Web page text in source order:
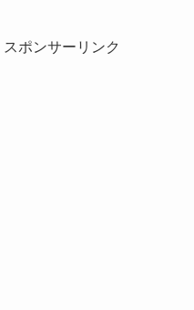
スポンサーリンク